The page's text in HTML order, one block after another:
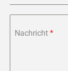
Nachricht *